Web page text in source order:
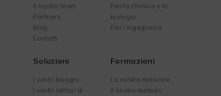
Il nostro team
Partners
Blog
Contatti
Per la chimica e la
biologia
Per l’ingegneria
Soluzioni
I vostri bisogni
I vostri settori di
Formazioni
La nostra missione
Il nostro metodo